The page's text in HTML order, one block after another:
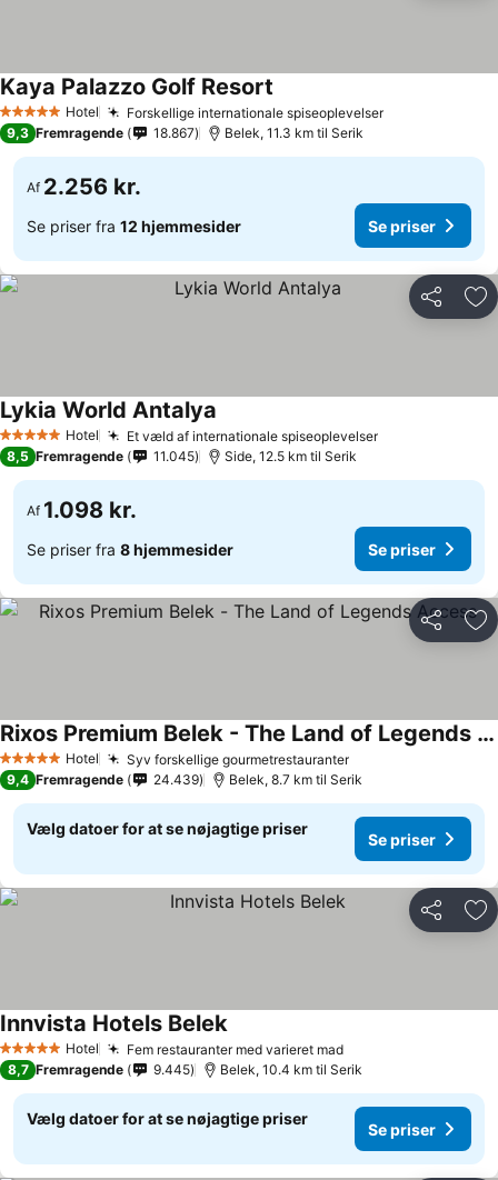
5 Stjerner Hotel Forskellige internationale spiseoplevelser
Kaya Palazzo Golf Resort
9,3 Fremragende 18.867 Belek, 11.3 km til Serik
Af 2.256 kr.
Se priser fra 12 hjemmesider Se priser
Del
5 Stjerner Hotel Et væld af internationale spiseoplevelser
Lykia World Antalya
8,5 Fremragende 11.045 Side, 12.5 km til Serik
Af 1.098 kr.
Se priser fra 8 hjemmesider Se priser
Del
5 Stjerner Hotel Syv forskellige gourmetrestauranter
Rixos Premium Belek - The Land of Legends Access
9,4 Fremragende 24.439 Belek, 8.7 km til Serik
Vælg datoer for at se nøjagtige priser
Se priser
Del
5 Stjerner Hotel Fem restauranter med varieret mad
Innvista Hotels Belek
8,7 Fremragende 9.445 Belek, 10.4 km til Serik
Vælg datoer for at se nøjagtige priser
Se priser